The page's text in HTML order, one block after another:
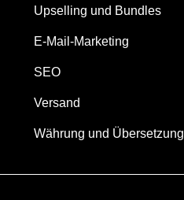
Upselling und Bundles
E-Mail-Marketing
SEO
Versand
Währung und Übersetzung